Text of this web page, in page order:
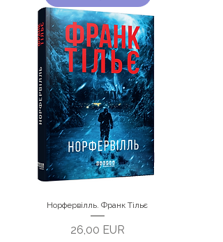
Норфервілль. Франк Тільє
Ціна
26,00 EUR